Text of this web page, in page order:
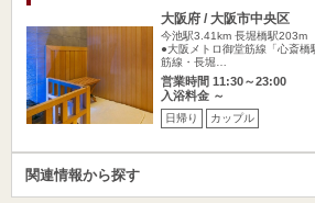
大阪府 / 大阪市中央区
今池駅3.41km 長堀橋駅203m
●大阪メトロ御堂筋線「心斎
筋線・長堀…
営業時間 11:30～23:00
入浴料金 ～
日帰り カップル
関連情報から探す